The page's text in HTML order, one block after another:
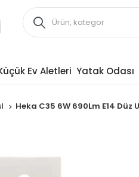
Ev Aletleri Yatak Odası
Heka C35 6W 690Lm E14 Düz